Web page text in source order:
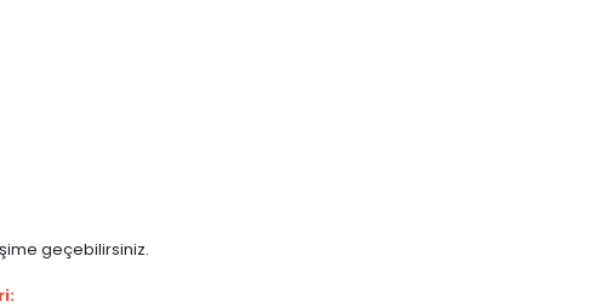
geçebilirsiniz.